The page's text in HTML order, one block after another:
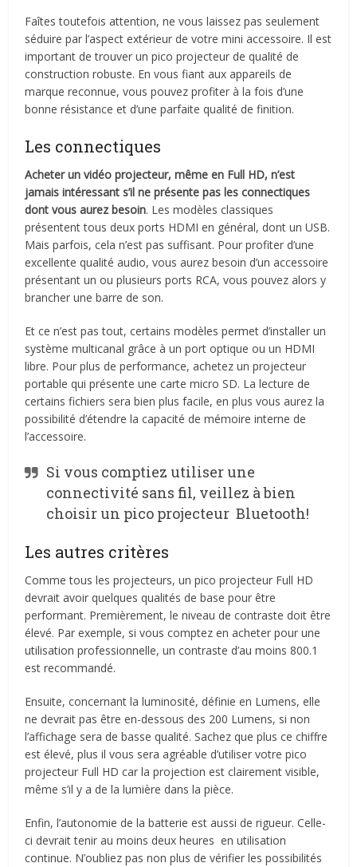
Faîtes toutefois attention, ne vous laissez pas seulement
séduire par l’aspect extérieur de votre mini accessoire. Il est
important de trouver un pico projecteur de qualité de
construction robuste. En vous fiant aux appareils de
marque reconnue, vous pouvez profiter à la fois d’une
bonne résistance et d’une parfaite qualité de finition.
Les connectiques
Acheter un vidéo projecteur, même en Full HD, n’est
jamais intéressant s’il ne présente pas les connectiques
dont vous aurez besoin. Les modèles classiques
présentent tous deux ports HDMI en général, dont un USB.
Mais parfois, cela n’est pas suffisant. Pour profiter d’une
excellente qualité audio, vous aurez besoin d’un accessoire
présentant un ou plusieurs ports RCA, vous pouvez alors y
brancher une barre de son.
Et ce n’est pas tout, certains modèles permet d’installer un
système multicanal grâce à un port optique ou un HDMI
libre. Pour plus de performance, achetez un projecteur
portable qui présente une carte micro SD. La lecture de
certains fichiers sera bien plus facile, en plus vous aurez la
possibilité d’étendre la capacité de mémoire interne de
l’accessoire.
Si vous comptiez utiliser une
connectivité sans fil, veillez à bien
choisir un pico projecteur Bluetooth!
Les autres critères
Comme tous les projecteurs, un pico projecteur Full HD
devrait avoir quelques qualités de base pour être
performant. Premièrement, le niveau de contraste doit être
élevé. Par exemple, si vous comptez en acheter pour une
utilisation professionnelle, un contraste d’au moins 800.1
est recommandé.
Ensuite, concernant la luminosité, définie en Lumens, elle
ne devrait pas être en-dessous des 200 Lumens, si non
l’affichage sera de basse qualité. Sachez que plus ce chiffre
est élevé, plus il vous sera agréable d’utiliser votre pico
projecteur Full HD car la projection est clairement visible,
même s’il y a de la lumière dans la pièce.
Enfin, l’autonomie de la batterie est aussi de rigueur. Celle-
ci devrait tenir au moins deux heures en utilisation
continue. N’oubliez pas non plus de vérifier les possibilités